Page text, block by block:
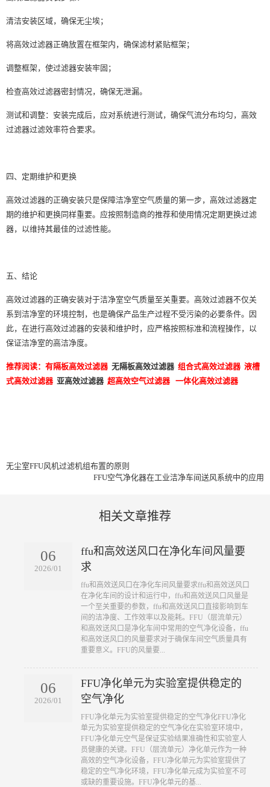
清洁安装区域，确保无尘埃；
将高效过滤器正确放置在框架内，确保滤材紧贴框架；
调整框架，使过滤器安装牢固；
检查高效过滤器密封情况，确保无泄漏。
测试和调整：安装完成后，应对系统进行测试，确保气流分布均匀，高效
过滤器过滤效率符合要求。
四、定期维护和更换
高效过滤器的正确安装只是保障洁净室空气质量的第一步，高效过滤器定
期的维护和更换同样重要。应按照制造商的推荐和使用情况定期更换过滤
器，以维持其最佳的过滤性能。
五、结论
高效过滤器的正确安装对于洁净室空气质量至关重要。高效过滤器不仅关
系到洁净室的环境控制，也是确保产品生产过程不受污染的必要条件。因
此，在进行高效过滤器的安装和维护时，应严格按照标准和流程操作，以
保证洁净室的高洁净度。
推荐阅读： 有隔板高效过滤器 无隔板高效过滤器 组合式高效过滤器 液槽
式高效过滤器 亚高效过滤器 超高效空气过滤器 一体化高效过滤器
无尘室FFU风机过滤机组布置的原则
FFU空气净化器在工业洁净车间送风系统中的应用
相关文章推荐
06
2026/01
ffu和高效送风口在净化车间风量要
求
​ffu和高效送风口在净化车间风量要求ffu和高效送风口
在净化车间的设计和运行中，ffu和高效送风口风量是
一个至关重要的参数，ffu和高效送风口直接影响到车
间的洁净度、工作效率以及能耗。FFU（层流单元）
和高效送风口是净化车间中常用的空气净化设备，ffu
和高效送风口的风量要求对于确保车间空气质量具有
重要意义。FFU的风量要...
06
2026/01
FFU净化单元为实验室提供稳定的
空气净化
​FFU净化单元为实验室提供稳定的空气净化FFU净化
单元为实验室提供稳定的空气净化在实验室环境中，
FFU净化单元空气是保证实验结果准确性和实验室人
员健康的关键。FFU（层流单元）净化单元作为一种
高效的空气净化设备，FFU净化单元为实验室提供了
稳定的空气净化环境，FFU净化单元成为实验室不可
或缺的重要设施。FFU净化单元的基...